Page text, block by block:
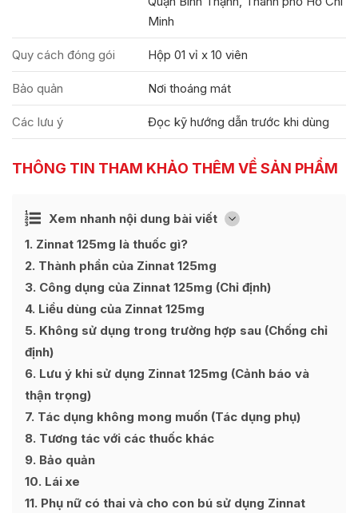
Minh
Quy cách đóng gói Hộp 01 vỉ x 10 viên
Bảo quản Nơi thoáng mát
Các lưu ý Đọc kỹ hướng dẫn trước khi dùng
THÔNG TIN THAM KHẢO THÊM VỀ SẢN PHẨM
Xem nhanh nội dung bài viết [
Ẩn
1 Zinnat 125mg là thuốc gì?
2 Thành phần của Zinnat 125mg
3 Công dụng của Zinnat 125mg (Chỉ định)
4 Liều dùng của Zinnat 125mg
5 Không sử dụng trong trường hợp sau (Chống chỉ
định)
6 Lưu ý khi sử dụng Zinnat 125mg (Cảnh báo và
thận trọng)
7 Tác dụng không mong muốn (Tác dụng phụ)
8 Tương tác với các thuốc khác
9 Bảo quản
10 Lái xe
11 Phụ nữ có thai và cho con bú sử dụng Zinnat